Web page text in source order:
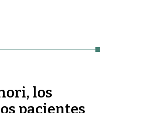
los
pacientes